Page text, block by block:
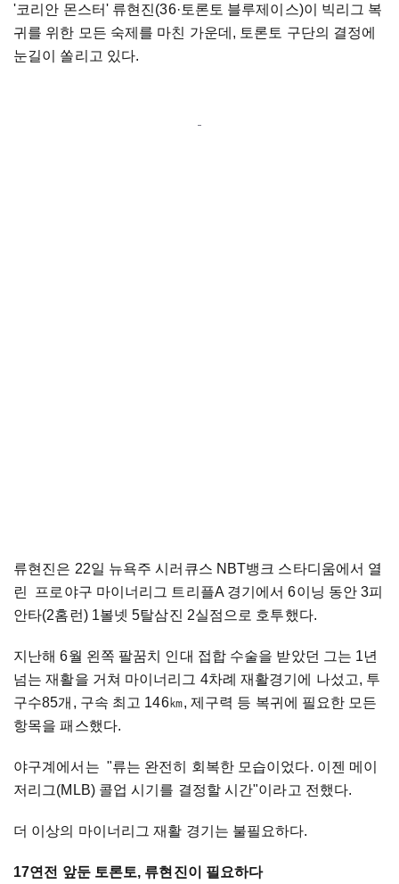
'코리안 몬스터' 류현진(36·토론토 블루제이스)이 빅리그 복
귀를 위한 모든 숙제를 마친 가운데, 토론토 구단의 결정에
눈길이 쏠리고 있다.
류현진은 22일 뉴욕주 시러큐스 NBT뱅크 스타디움에서 열
린 프로야구 마이너리그 트리플A 경기에서 6이닝 동안 3피
안타(2홈런) 1볼넷 5탈삼진 2실점으로 호투했다.
지난해 6월 왼쪽 팔꿈치 인대 접합 수술을 받았던 그는 1년
넘는 재활을 거쳐 마이너리그 4차례 재활경기에 나섰고, 투
구수85개, 구속 최고 146㎞, 제구력 등 복귀에 필요한 모든
항목을 패스했다.
야구계에서는 "류는 완전히 회복한 모습이었다. 이젠 메이
저리그(MLB) 콜업 시기를 결정할 시간"이라고 전했다.
더 이상의 마이너리그 재활 경기는 불필요하다.
17연전 앞둔 토론토, 류현진이 필요하다